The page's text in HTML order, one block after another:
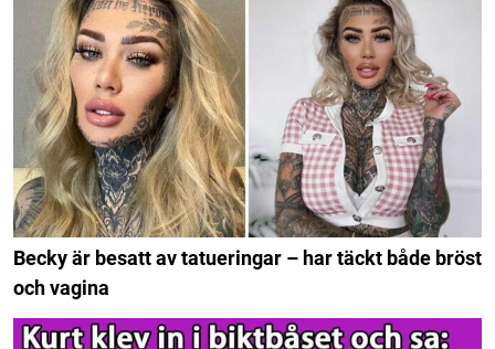
Becky är besatt av tatueringar – har täckt både bröst
och vagina